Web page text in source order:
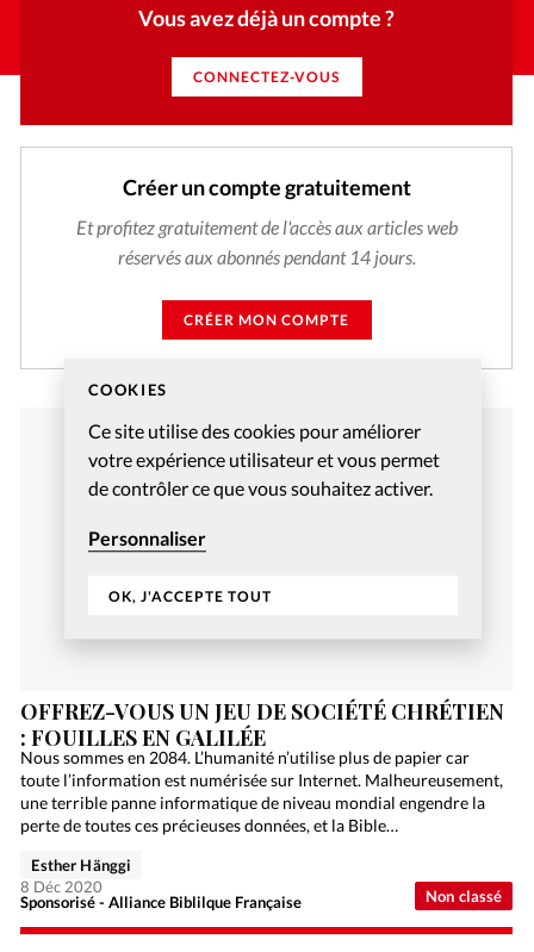
COOKIES
Ce site utilise des cookies pour améliorer
votre expérience utilisateur et vous permet
de contrôler ce que vous souhaitez activer.
Personnaliser
OK, J'ACCEPTE TOUT
Vous avez déjà un compte ?
CONNECTEZ-VOUS
Créer un compte gratuitement
Et profitez gratuitement de l'accès aux articles web
réservés aux abonnés pendant 14 jours.
CRÉER MON COMPTE
Non classé
OFFREZ-VOUS UN JEU DE SOCIÉTÉ CHRÉTIEN
: FOUILLES EN GALILÉE
Nous sommes en 2084. L’humanité n’utilise plus de papier car
toute l’information est numérisée sur Internet. Malheureusement,
une terrible panne informatique de niveau mondial engendre la
perte de toutes ces précieuses données, et la Bible…
Sponsorisé - Alliance Biblilque Française
Esther Hänggi
8 Déc 2020